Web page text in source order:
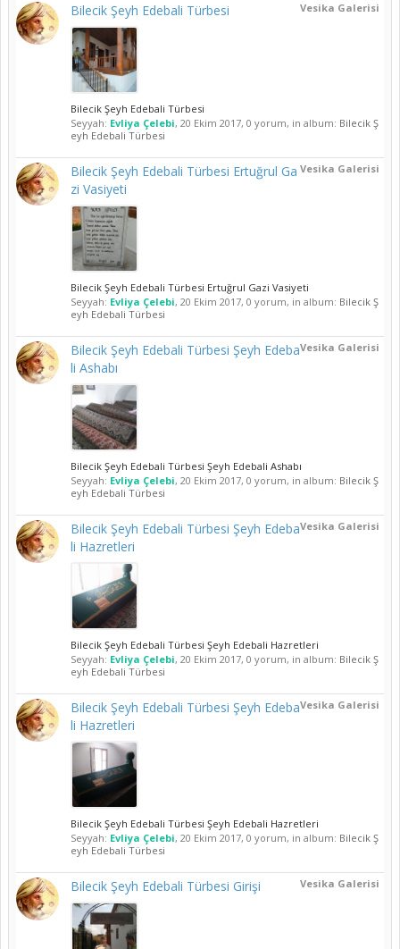
Vesika Galerisi
Bilecik Şeyh Edebali Türbesi
Bilecik Şeyh Edebali Türbesi
Seyyah: Evliya Çelebi, 20 Ekim 2017, 0 yorum, in album: Bilecik Ş
eyh Edebali Türbesi
Vesika Galerisi
Bilecik Şeyh Edebali Türbesi Ertuğrul Ga
zi Vasiyeti
Bilecik Şeyh Edebali Türbesi Ertuğrul Gazi Vasiyeti
Seyyah: Evliya Çelebi, 20 Ekim 2017, 0 yorum, in album: Bilecik Ş
eyh Edebali Türbesi
Vesika Galerisi
Bilecik Şeyh Edebali Türbesi Şeyh Edeba
li Ashabı
Bilecik Şeyh Edebali Türbesi Şeyh Edebali Ashabı
Seyyah: Evliya Çelebi, 20 Ekim 2017, 0 yorum, in album: Bilecik Ş
eyh Edebali Türbesi
Vesika Galerisi
Bilecik Şeyh Edebali Türbesi Şeyh Edeba
li Hazretleri
Bilecik Şeyh Edebali Türbesi Şeyh Edebali Hazretleri
Seyyah: Evliya Çelebi, 20 Ekim 2017, 0 yorum, in album: Bilecik Ş
eyh Edebali Türbesi
Vesika Galerisi
Bilecik Şeyh Edebali Türbesi Şeyh Edeba
li Hazretleri
Bilecik Şeyh Edebali Türbesi Şeyh Edebali Hazretleri
Seyyah: Evliya Çelebi, 20 Ekim 2017, 0 yorum, in album: Bilecik Ş
eyh Edebali Türbesi
Vesika Galerisi
Bilecik Şeyh Edebali Türbesi Girişi